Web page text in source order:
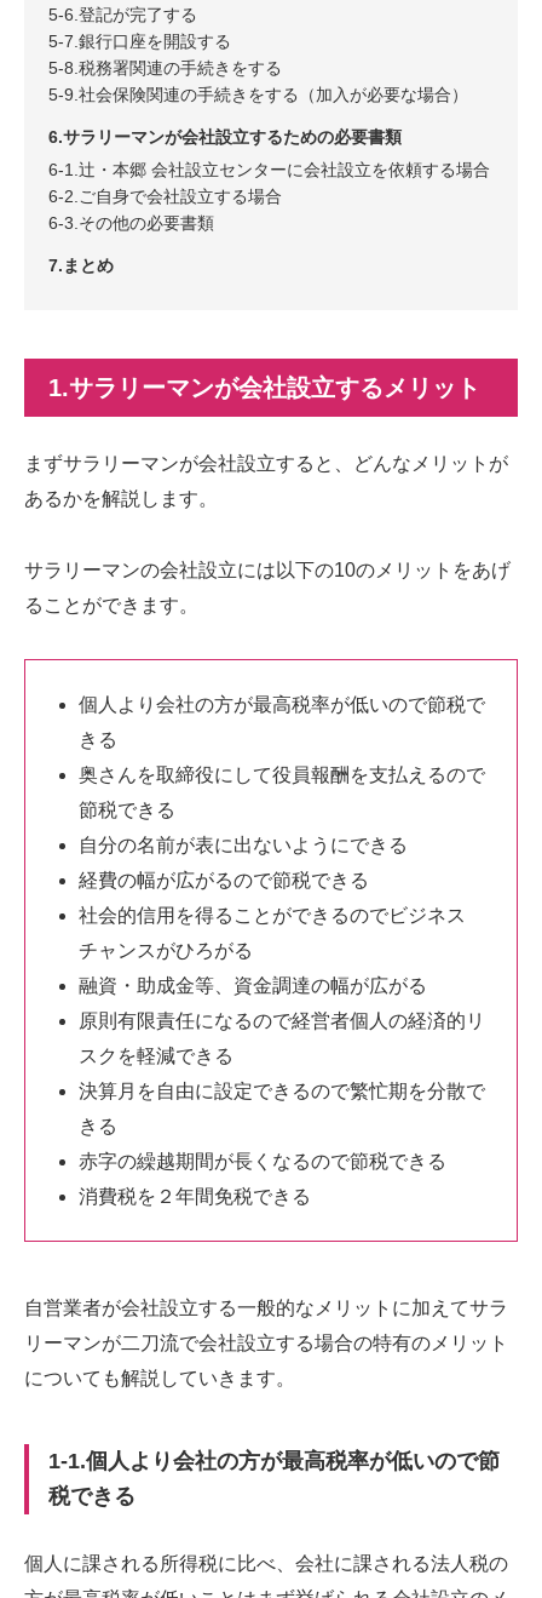
5-6.登記が完了する
5-7.銀行口座を開設する
5-8.税務署関連の手続きをする
5-9.社会保険関連の手続きをする（加入が必要な場合）
6.サラリーマンが会社設立するための必要書類
6-1.辻・本郷 会社設立センターに会社設立を依頼する場合
6-2.ご自身で会社設立する場合
6-3.その他の必要書類
7.まとめ
1.サラリーマンが会社設立するメリット
まずサラリーマンが会社設立すると、どんなメリットが
あるかを解説します。
サラリーマンの会社設立には以下の10のメリットをあげ
ることができます。
個人より会社の方が最高税率が低いので節税で
きる
奥さんを取締役にして役員報酬を支払えるので
節税できる
自分の名前が表に出ないようにできる
経費の幅が広がるので節税できる
社会的信用を得ることができるのでビジネス
チャンスがひろがる
融資・助成金等、資金調達の幅が広がる
原則有限責任になるので経営者個人の経済的リ
スクを軽減できる
決算月を自由に設定できるので繁忙期を分散で
きる
赤字の繰越期間が長くなるので節税できる
消費税を２年間免税できる
自営業者が会社設立する一般的なメリットに加えてサラ
リーマンが二刀流で会社設立する場合の特有のメリット
についても解説していきます。
1-1.個人より会社の方が最高税率が低いので節
税できる
個人に課される所得税に比べ、会社に課される法人税の